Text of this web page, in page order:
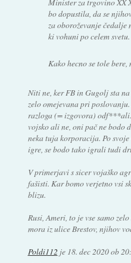
Minister za trgovino XX
bo dopustila, da se
za oboroževanje čedalje
ki vohuni po celem svetu.
Kako hecno se tole bere,
Niti ne, ker FB in Gugolj sta
zelo omejevana pri
razloga (= izgovora)
vojsko ali ne, oni pač ne
neka tuja korporacija. Po
igre, se bodo tako igrali tudi
V primerjavi s sicer vojaško
fašisti. Kar bomo verjetno vsi
blizu.
Rusi, Ameri, to je vse samo
mora iz ulice Brestov, njihov
Poldi112je 18. dec 2020 ob